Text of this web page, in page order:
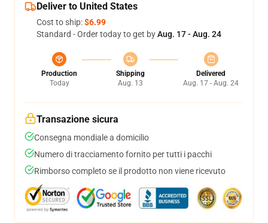
Deliver to United States
Cost to ship:$6.99
Standard - Order today to get byAug. 17 - Aug. 24
Production
Today
Shipping
Aug. 13
Delivered
Aug. 17 - Aug. 24
Transazione sicura
Consegna mondiale a domicilio
Numero di tracciamento fornito per tutti i pacchi
Rimborso completo se il prodotto non viene ricevuto